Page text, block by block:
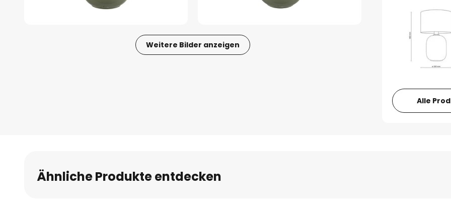
Weitere Bilder anzeigen
Alle
Ähnliche Produkte entdecken